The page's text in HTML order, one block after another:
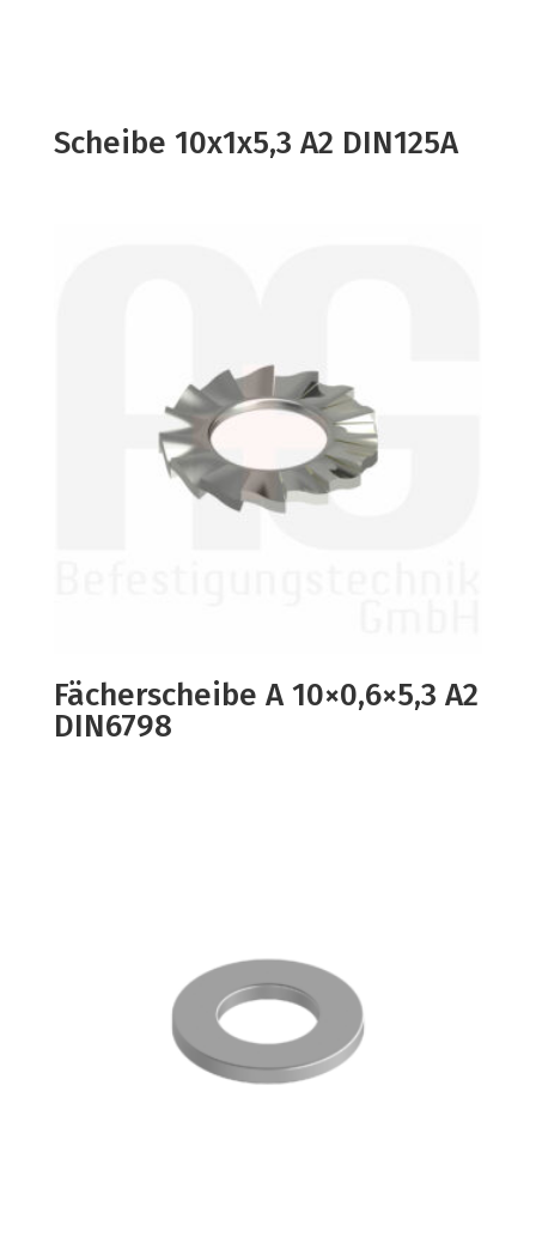
Scheibe 10x1x5,3 A2 DIN125A
Fächerscheibe A 10×0,6×5,3 A2
DIN6798